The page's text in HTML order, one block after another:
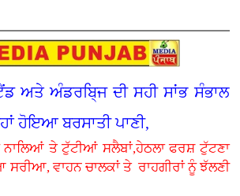
ਅਤੇ ਅੰਡਰਬਿ੍ਜ ਦੀ ਸਹੀ ਸਾਂਭ ਸੰਭਾਲ
ਹੋਇਆ ਬਰਸਾਤੀ ਪਾਣੀ,
ਤੇ ਟੁੱਟੀਆਂ ਸਲੈਬਾਂ,ਹੇਠਲਾ ਫਰਸ਼ ਟੁੱਟਣਾ
ਸਰੀਆ, ਵਾਹਨ ਚਾਲਕਾਂ ਤੇ ਰਾਹਗੀਰਾਂ ਨੂੰ ਝੱਲਣੀ